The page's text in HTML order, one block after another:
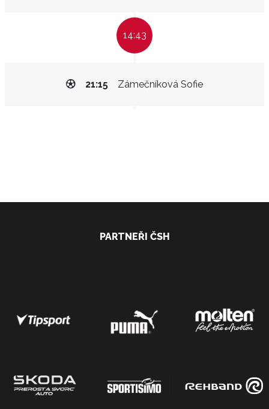
14:43
Zámečníková Sofie
21:15
PARTNEŘI ČSH